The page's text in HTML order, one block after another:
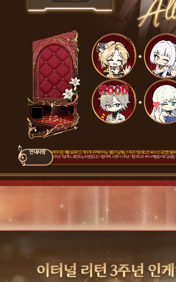
안내사항
이미 시즌 팩을 보유하고 계시거나 구매하시는 생존자님께는 '3주년 기념 퀘스트 북 900 포인트'를
3주년 기념 패스 포인트는 우편함으로 지급되며, 수령 시 3주년 기념 퀘스트 북 10레벨을 바로 달성할